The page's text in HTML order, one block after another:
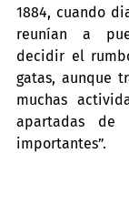
1884, cuando
reunían a
decidir el
gatas, aunque
muchas
apartadas de
importantes”.